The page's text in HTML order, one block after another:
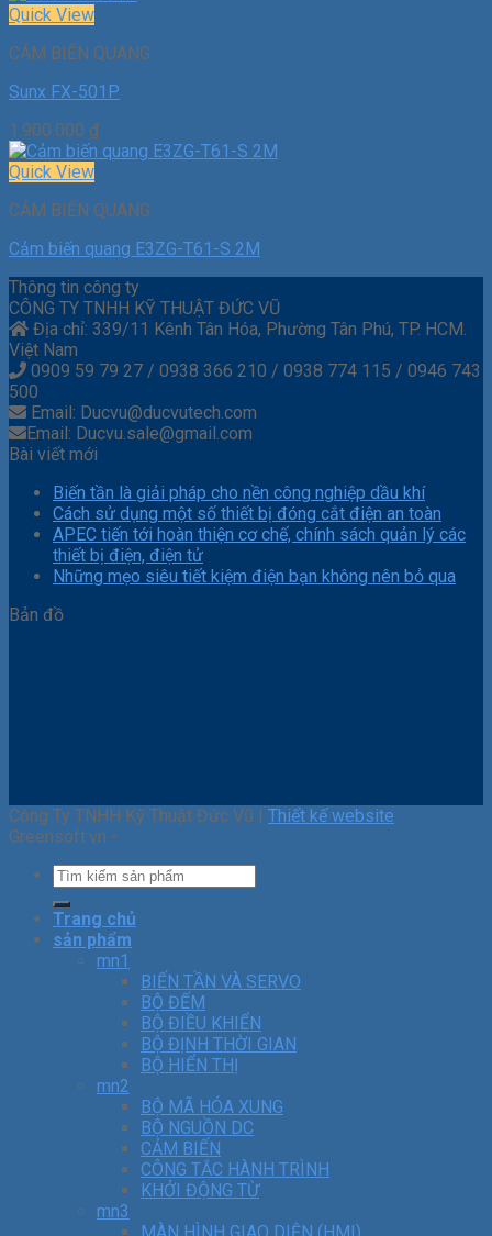
Quick View
CẢM BIẾN QUANG
Sunx FX-501P
1.900.000 ₫
Quick View
CẢM BIẾN QUANG
Cảm biến quang E3ZG-T61-S 2M
Thông tin công ty
CÔNG TY TNHH KỸ THUẬT ĐỨC VŨ
Địa chỉ: 339/11 Kênh Tân Hóa, Phường Tân Phú, TP. HCM.
Việt Nam
0909 59 79 27 / 0938 366 210 / 0938 774 115 / 0946 743
500
Email: Ducvu@ducvutech.com
Email: Ducvu.sale@gmail.com
Bài viết mới
Biến tần là giải pháp cho nền công nghiệp dầu khí
Cách sử dụng một số thiết bị đóng cắt điện an toàn
APEC tiến tới hoàn thiện cơ chế, chính sách quản lý các
thiết bị điện, điện tử
Những mẹo siêu tiết kiệm điện bạn không nên bỏ qua
Bản đồ
Công Ty TNHH Kỹ Thuật Đức Vũ | Thiết kế website
Greensoft.vn -
Trang chủ
sản phẩm
mn1
BIẾN TẦN VÀ SERVO
BỘ ĐẾM
BỘ ĐIỀU KHIỂN
BỘ ĐỊNH THỜI GIAN
BỘ HIỂN THỊ
mn2
BỘ MÃ HÓA XUNG
BỘ NGUỒN DC
CẢM BIẾN
CÔNG TẮC HÀNH TRÌNH
KHỞI ĐỘNG TỪ
mn3